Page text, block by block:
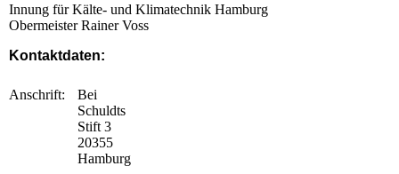
Innung für Kälte- und Klimatechnik Hamburg
Obermeister Rainer Voss
Kontaktdaten:
Anschrift:
Bei
Schuldts
Stift 3
20355
Hamburg